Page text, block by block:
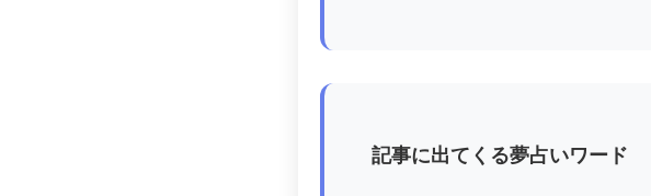
記事に出てくる夢占いワード